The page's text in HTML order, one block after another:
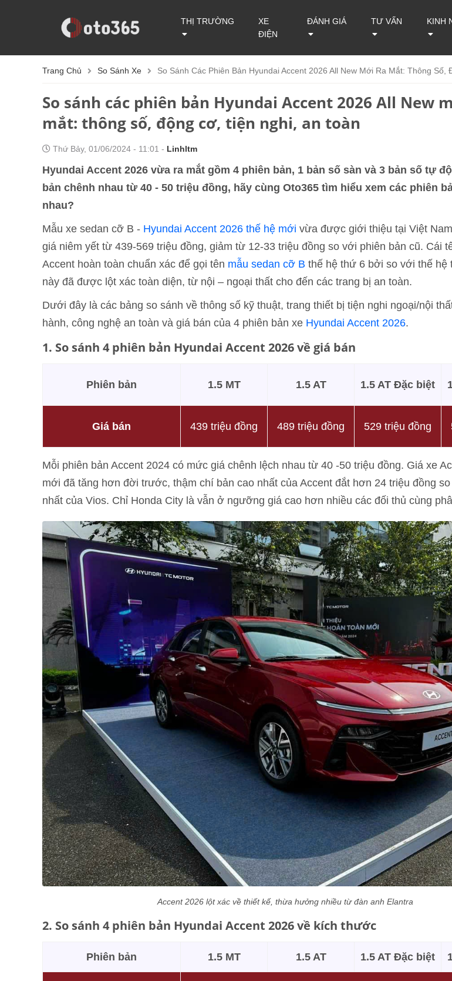
THỊ TRƯỜNG
XE
ĐIỆN
ĐÁNH GIÁ TƯ VẤN KINH
Trang Chủ So Sánh Xe So Sánh Các Phiên Bản Hyundai Accent 2026 All New Mới Ra Mắt: Thông Số,
So sánh các phiên bản Hyundai Accent 2026 All New
mắt: thông số, động cơ, tiện nghi, an toàn
Thứ Bảy, 01/06/2024 - 11:01 - Linhltm
Hyundai Accent 2026 vừa ra mắt gồm 4 phiên bản, 1 bản số sàn và 3 bản số tự
bản chênh nhau từ 40 - 50 triệu đồng, hãy cùng Oto365 tìm hiểu xem các phiên
nhau?
Mẫu xe sedan cỡ B - Hyundai Accent 2026 thế hệ mới vừa được giới thiệu tại Việt
giá niêm yết từ 439-569 triệu đồng, giảm từ 12-33 triệu đồng so với phiên bản cũ. Cái
Accent hoàn toàn chuẩn xác để gọi tên mẫu sedan cỡ B thế hệ thứ 6 bởi so với thế hệ
này đã được lột xác toàn diện, từ nội – ngoại thất cho đến các trang bị an toàn.
Dưới đây là các bảng so sánh về thông số kỹ thuật, trang thiết bị tiện nghi ngoại/nội
hành, công nghệ an toàn và giá bán của 4 phiên bản xe Hyundai Accent 2026.
1. So sánh 4 phiên bản Hyundai Accent 2026 về giá bán
Phiên bản 1.5 MT 1.5 AT 1.5 AT Đặc biệt
Giá bán 439 triệu đồng 489 triệu đồng 529 triệu đồng
Mỗi phiên bản Accent 2024 có mức giá chênh lệch nhau từ 40 -50 triệu đồng. Giá xe
mới đã tăng hơn đời trước, thậm chí bản cao nhất của Accent đắt hơn 24 triệu đồng
nhất của Vios. Chỉ Honda City là vẫn ở ngưỡng giá cao hơn nhiều các đối thủ cùng
Accent 2026 lột xác về thiết kế, thừa hưởng nhiều từ đàn anh Elantra
2. So sánh 4 phiên bản Hyundai Accent 2026 về kích thước
Phiên bản 1.5 MT 1.5 AT 1.5 AT Đặc biệt